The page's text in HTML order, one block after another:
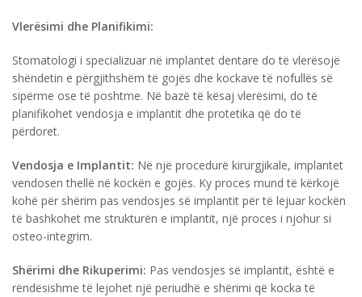
Vlerësimi dhe Planifikimi:
Stomatologi i specializuar në implantet dentare do të vlerësojë
shëndetin e përgjithshëm të gojës dhe kockave të nofullës së
sipërme ose të poshtme. Në bazë të kësaj vlerësimi, do të
planifikohet vendosja e implantit dhe protetika që do të
përdoret.
Vendosja e Implantit: Në një procedurë kirurgjikale, implantet
vendosen thellë në kockën e gojës. Ky proces mund të kërkojë
kohë për shërim pas vendosjes së implantit për të lejuar kockën
të bashkohet me strukturën e implantit, një proces i njohur si
osteo-integrim.
Shërimi dhe Rikuperimi: Pas vendosjes së implantit, është e
rëndësishme të lejohet një periudhë e shërimi që kocka të